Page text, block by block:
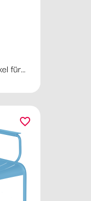
für...
favorite_border